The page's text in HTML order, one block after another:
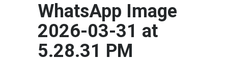
WhatsApp Image
2026-03-31 at
5.28.31 PM